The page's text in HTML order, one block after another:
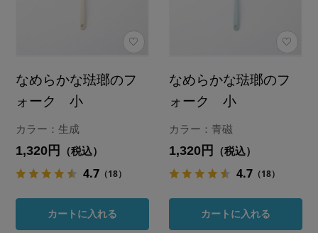
なめらかな琺瑯のフ
ォーク 小
カラー：生成
1,320円 （税込）
4.7 （18）
カートに入れる
なめらかな琺瑯のフ
ォーク 小
カラー：青磁
1,320円 （税込）
4.7 （18）
カートに入れる